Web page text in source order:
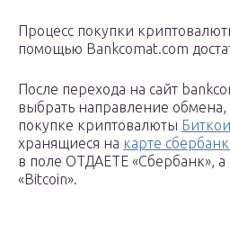
Процесс покупки
помощью Bankcomat.com
После перехода на сайт
выбрать направление
покупке криптовалюты
хранящиеся на карте
в поле ОТДАЕТЕ «Сбербанк»,
«Bitcoin».